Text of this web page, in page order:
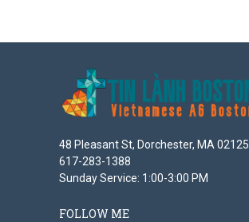
48 Pleasant St, Dorchester, MA 02125
617-283-1388
Sunday Service: 1:00-3:00 PM
FOLLOW ME